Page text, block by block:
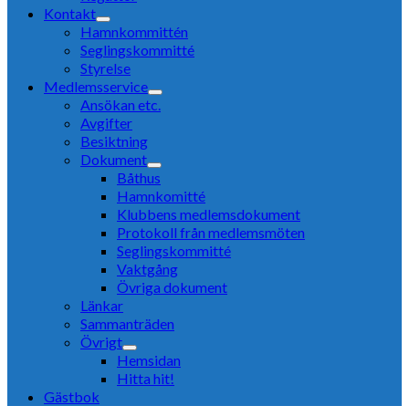
Kontakt
Hamnkommittén
Seglingskommitté
Styrelse
Medlemsservice
Ansökan etc.
Avgifter
Besiktning
Dokument
Båthus
Hamnkomitté
Klubbens medlemsdokument
Protokoll från medlemsmöten
Seglingskommitté
Vaktgång
Övriga dokument
Länkar
Sammanträden
Övrigt
Hemsidan
Hitta hit!
Gästbok